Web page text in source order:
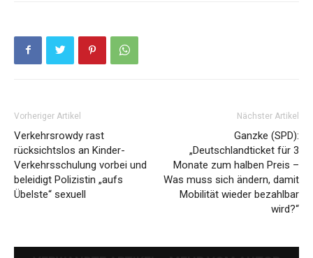
Vorheriger Artikel
Verkehrsrowdy rast
rücksichtslos an Kinder-
Verkehrsschulung vorbei und
beleidigt Polizistin „aufs
Übelste“ sexuell
Nächster Artikel
Ganzke (SPD):
„Deutschlandticket für 3
Monate zum halben Preis –
Was muss sich ändern, damit
Mobilität wieder bezahlbar
wird?“